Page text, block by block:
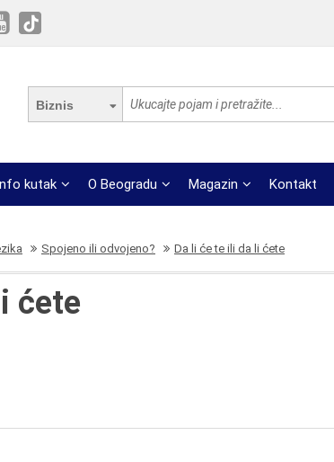
Biznis
kutak O Beogradu Magazin Kontakt
Spojeno ili odvojeno? Da li će te ili da li ćete
ćete